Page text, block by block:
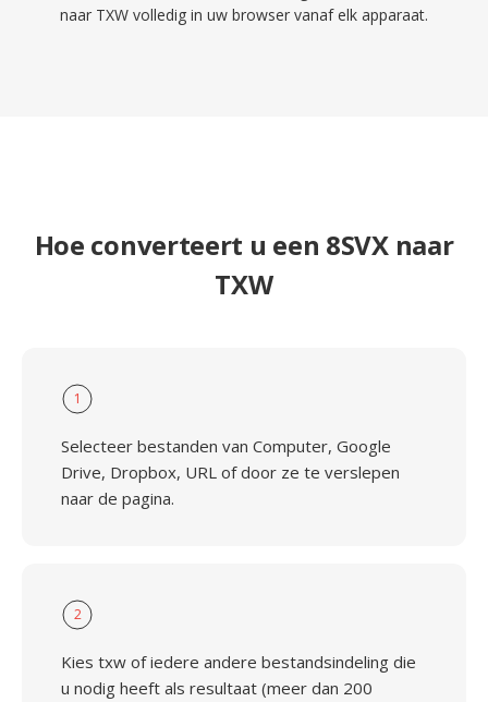
naar TXW volledig in uw browser vanaf elk apparaat.
Hoe converteert u een 8SVX naar
TXW
1
Selecteer bestanden van Computer, Google
Drive, Dropbox, URL of door ze te verslepen
naar de pagina.
2
Kies txw of iedere andere bestandsindeling die
u nodig heeft als resultaat (meer dan 200